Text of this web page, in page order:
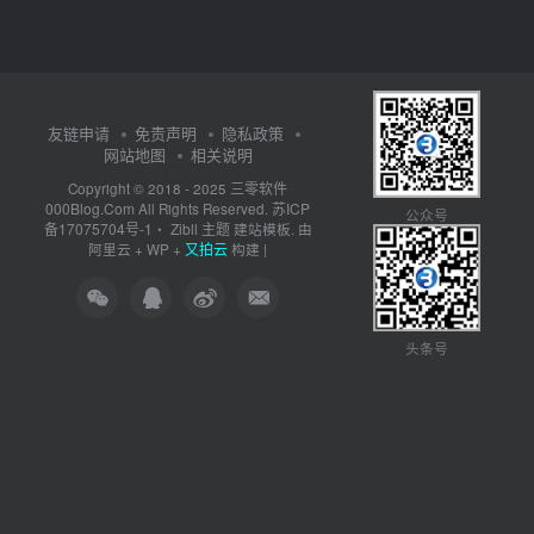
友链申请 免责声明
隐私政策
网站地图
相关说明
Copyright © 2018 - 2025 三零软件
000Blog.Com All Rights Reserved. 苏ICP
备17075704号-1 ・ Zibll 主题建站模板. 由
阿里云 + WP + 又拍云构建 |
公众号
头条号